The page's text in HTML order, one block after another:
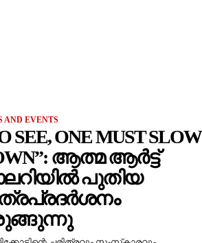
AND EVENTS
SEE, ONE MUST SLOW
ആത്മ ആർട്ട്
പുതിയ